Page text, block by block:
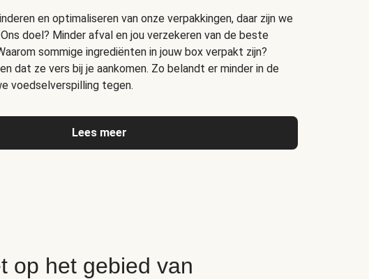
en optimaliseren van onze verpakkingen, daar zijn we
doel? Minder afval en jou verzekeren van de beste
sommige ingrediënten in jouw box verpakt zijn?
dat ze vers bij je aankomen. Zo belandt er minder in de
voedselverspilling tegen.
Lees meer
op het gebied van